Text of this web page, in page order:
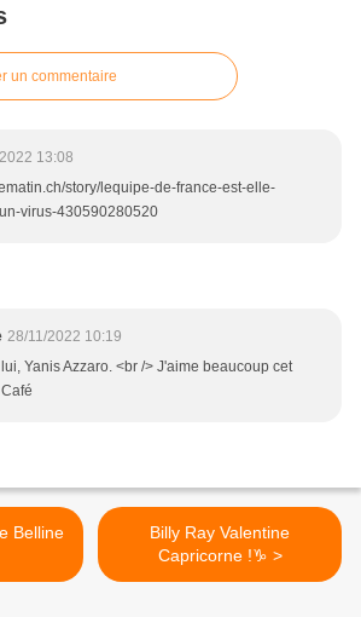
un commentaire
13:08
story/lequipe-de-france-est-elle-
virus-430590280520
28/11/2022 10:19
Yanis Azzaro. <br /> J'aime beaucoup cet
Belline
Billy Ray Valentine
Capricorne !♑ >